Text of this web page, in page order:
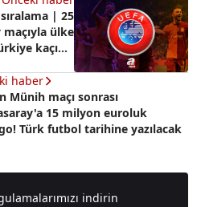
| 25
maçıyla ülke
kaçıncı
haber
Münih maçı sonrası
15 milyon euroluk
Türk futbol tarihine yazılacak
indirin